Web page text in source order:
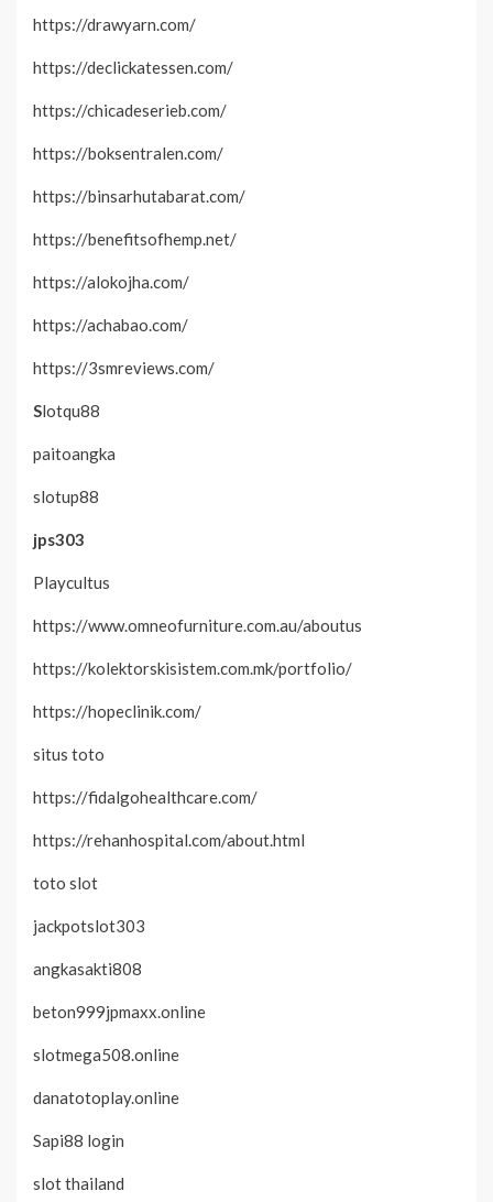
https://drawyarn.com/
https://declickatessen.com/
https://chicadeserieb.com/
https://boksentralen.com/
https://binsarhutabarat.com/
https://benefitsofhemp.net/
https://alokojha.com/
https://achabao.com/
https://3smreviews.com/
Slotqu88
paitoangka
slotup88
jps303
Playcultus
https://www.omneofurniture.com.au/aboutus
https://kolektorskisistem.com.mk/portfolio/
https://hopeclinik.com/
situs toto
https://fidalgohealthcare.com/
https://rehanhospital.com/about.html
toto slot
jackpotslot303
angkasakti808
beton999jpmaxx.online
slotmega508.online
danatotoplay.online
Sapi88 login
slot thailand